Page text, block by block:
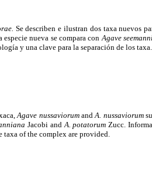
Se describen e ilustran dos taxa nuevos
especie nueva se compara con Agave
y una clave para la separación de los taxa.
Agave nussaviorumandA. nussaviorum
Jacobi andA. potatorumZucc.
of the complex are provided.